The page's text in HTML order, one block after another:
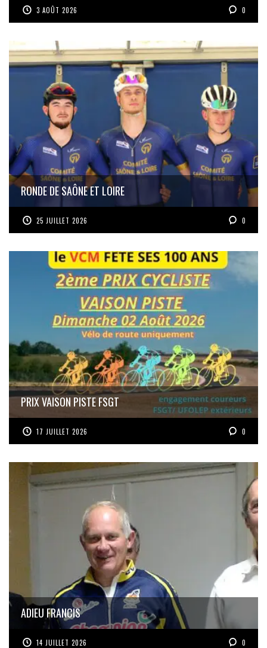
3 AOÛT 2026 0
RONDE DE SAÔNE ET LOIRE
25 JUILLET 2026 0
PRIX VAISON PISTE FSGT
17 JUILLET 2026 0
ADIEU FRANCIS
14 JUILLET 2026 0